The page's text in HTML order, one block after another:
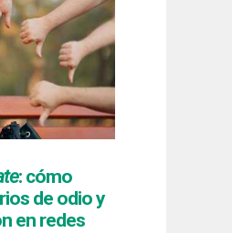
: cómo
de odio y
en redes